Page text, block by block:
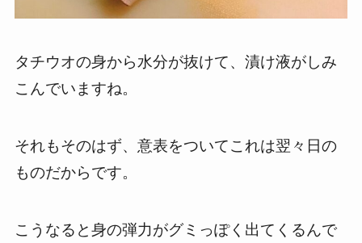
タチウオの身から水分が抜けて、漬け液がしみ
こんでいますね。
それもそのはず、意表をついてこれは翌々日の
ものだからです。
こうなると身の弾力がグミっぽく出てくるんで